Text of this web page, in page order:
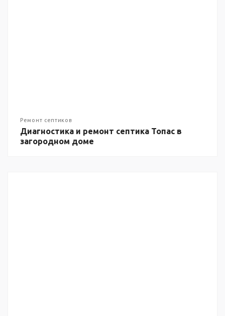
Ремонт септиков
Диагностика и ремонт септика Топас в
загородном доме